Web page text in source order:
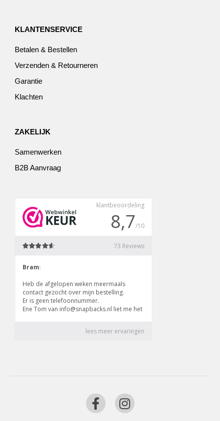
KLANTENSERVICE
Betalen & Bestellen
Verzenden & Retourneren
Garantie
Klachten
ZAKELIJK
Samenwerken
B2B Aanvraag